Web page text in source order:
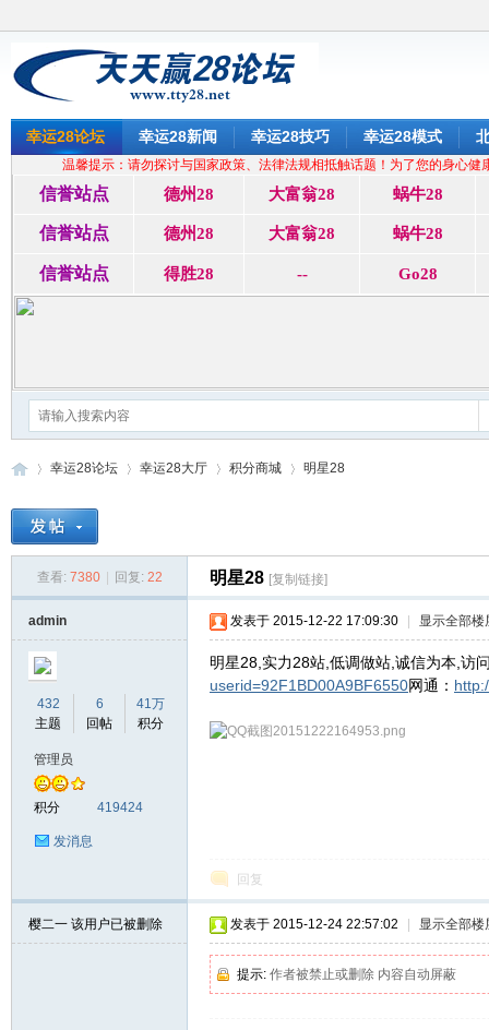
幸运28论坛 幸运28新闻 幸运28技巧 幸运28模式
温馨提示：请勿探讨与国家政策、法律法规相抵触话题！为了您的身心
信誉站点 德州28 大富翁28 蜗牛28
信誉站点 德州28 大富翁28 蜗牛28
信誉站点 得胜28 -- Go28
幸运28论坛 幸运28大厅 积分商城 明星28
查看: 7380 回复: 22 明星28 [复制链接]
admin
432
主题
6
回帖
41万
积分
管理员
积分 419424
发消息
发表于 2015-12-22 17:09:30 显示全部楼
明星28,实力28站,低调做站,诚信为本,访
userid=92F1BD00A9BF6550网通：
回复
樱二一 该用户已被删除 发表于 2015-12-24 22:57:02 显示全部楼
提示: 作者被禁止或删除 内容自动屏蔽